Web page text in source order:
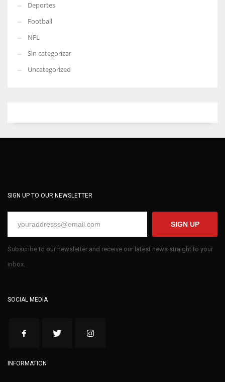
Deportes
Football
NFL
Sin categorizar
Uncategorized
SIGN UP TO OUR NEWSLETTER
SIGN UP
Subscribe to our newsletter and receive our latest news straight to your
inbox.
SOCIAL MEDIA
INFORMATION